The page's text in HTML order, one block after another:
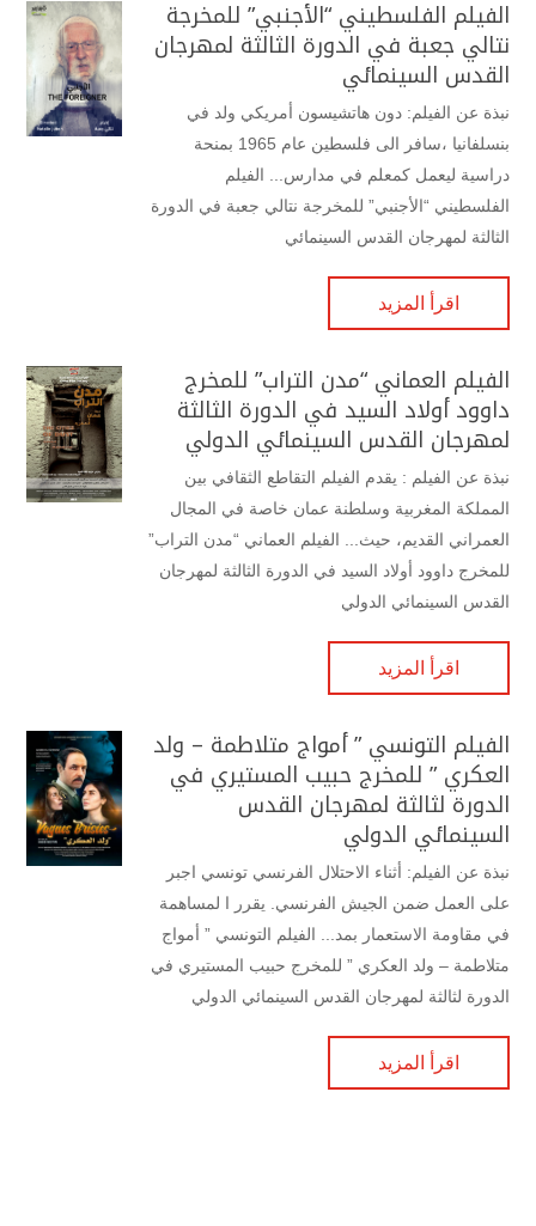
الفيلم الفلسطيني “الأجنبي” للمخرجة
نتالي جعبة في الدورة الثالثة لمهرجان
القدس السينمائي
نبذة عن الفيلم: دون هاتشيسون أمريكي ولد في
بنسلفانيا ،سافر الى فلسطين عام 1965 بمنحة
دراسية ليعمل كمعلم في مدارس... الفيلم
الفلسطيني “الأجنبي” للمخرجة نتالي جعبة في الدورة
الثالثة لمهرجان القدس السينمائي
اقرأ المزيد
الفيلم العماني “مدن التراب” للمخرج
داوود أولاد السيد في الدورة الثالثة
لمهرجان القدس السينمائي الدولي
نبذة عن الفيلم : يقدم الفيلم التقاطع الثقافي بين
المملكة المغربية وسلطنة عمان خاصة في المجال
العمراني القديم، حيث... الفيلم العماني “مدن التراب”
للمخرج داوود أولاد السيد في الدورة الثالثة لمهرجان
القدس السينمائي الدولي
اقرأ المزيد
الفيلم التونسي ” أمواج متلاطمة – ولد
العكري ” للمخرج حبيب المستيري في
الدورة لثالثة لمهرجان القدس
السينمائي الدولي
نبذة عن الفيلم: أثناء الاحتلال الفرنسي تونسي اجبر
على العمل ضمن الجيش الفرنسي. يقرر ا لمساهمة
في مقاومة الاستعمار بمد... الفيلم التونسي ” أمواج
متلاطمة – ولد العكري ” للمخرج حبيب المستيري في
الدورة لثالثة لمهرجان القدس السينمائي الدولي
اقرأ المزيد